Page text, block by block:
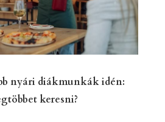
nyári diákmunkák idén:
keresni?